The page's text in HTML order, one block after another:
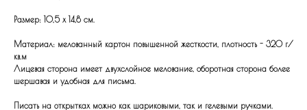
Размер: 10,5 x 14,8 см.
Материал: мелованный картон повышенной жесткости, плотность - 320 г/
кв.м
Лицевая сторона имеет двухслойное мелование, оборотная сторона более
шершавая и удобная для письма.
Писать на открытках можно как шариковыми, так и гелевыми ручками.